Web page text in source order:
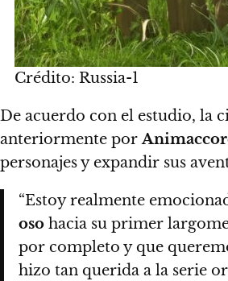
Crédito: Russia-1
De acuerdo con el estudio, la
anteriormente por
personajes y expandir sus
“Estoy realmente
osohacia su primer
por completo y que
hizo tan querida a la serie